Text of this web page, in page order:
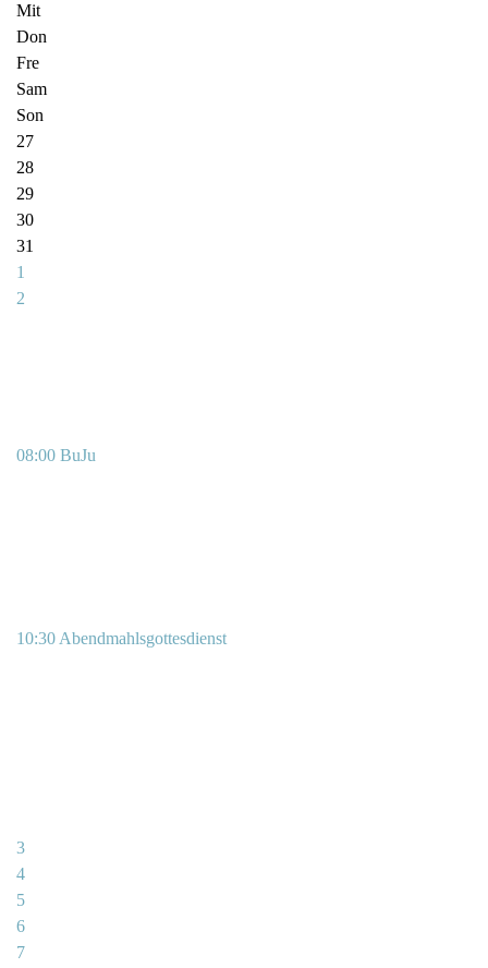
Mit
Don
Fre
Sam
Son
27
28
29
30
31
1
2
08:00 BuJu
10:30 Abendmahlsgottesdienst
3
4
5
6
7